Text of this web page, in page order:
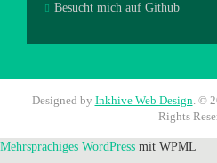
Besucht mich auf Github
Designed by Inkhive Web Design. ©
Rights
Mehrsprachiges WordPress mit WPML